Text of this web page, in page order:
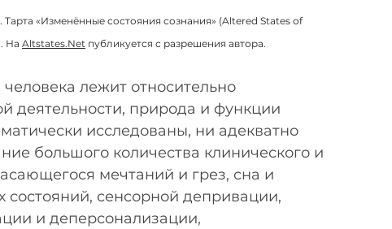
«Изменённые состояния сознания» (Altered States of
На Altstates.Net публикуется с разрешения автора.
лежит относительно
деятельности, природа и функции
исследованы, ни адекватно
большого количества клинического и
мечтаний и грез, сна и
состояний, сенсорной депривации,
и деперсонализации,